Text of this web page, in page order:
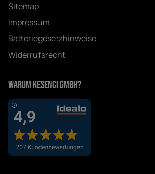
Sitemap
Impressum
Batteriegesetzhinweise
Widerrufsrecht
Warum Kesenci GmbH?